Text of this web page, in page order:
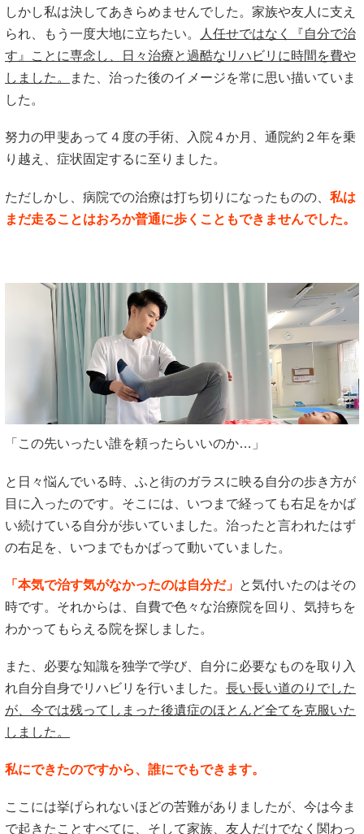
しかし私は決してあきらめませんでした。家族や友人に支え
られ、もう一度大地に立ちたい。
人任せではなく『自分で治
す』ことに専念し、日々治療と過酷なリハビリに時間を費や
しました。
また、治った後のイメージを常に思い描いていま
した。
努力の甲斐あって４度の手術、入院４か月、通院約２年を乗
り越え、症状固定するに至りました。
ただしかし、病院での治療は打ち切りになったものの、 私は
まだ走ることはおろか普通に歩くこともできませんでした。
「この先いったい誰を頼ったらいいのか…」
と日々悩んでいる時、ふと街のガラスに映る自分の歩き方が
目に入ったのです。そこには、いつまで経っても右足をかば
い続けている自分が歩いていました。治ったと言われたはず
の右足を、いつまでもかばって動いていました。
「本気で治す気がなかったのは自分だ」 と気付いたのはその
時です。それからは、自費で色々な治療院を回り、気持ちを
わかってもらえる院を探しました。
また、必要な知識を独学で学び、自分に必要なものを取り入
れ自分自身でリハビリを行いました。 長い長い道のりでした
が、今では残ってしまった後遺症のほとんど全てを克服いた
しました。
私にできたのですから、誰にでもできます。
ここには挙げられないほどの苦難がありましたが、今は今ま
で起きたことすべてに、そして家族、友人だけでなく関わっ